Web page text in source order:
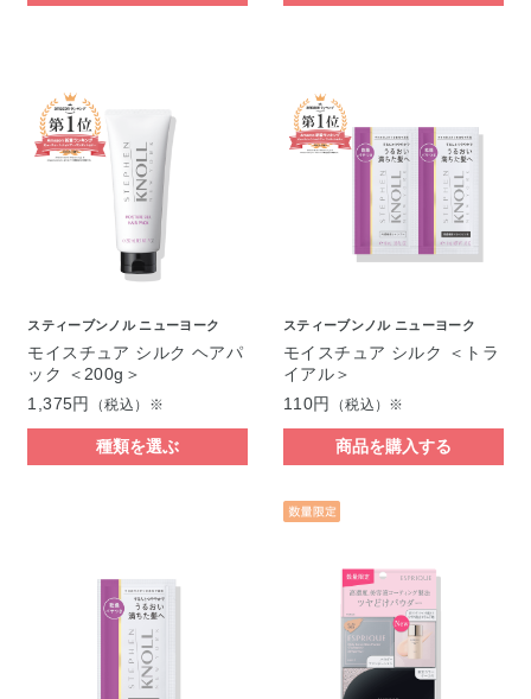
スティーブンノル ニューヨーク
モイスチュア シルク ヘアパ
ック ＜200g＞
1,375円
（税込）※
種類を選ぶ
スティーブンノル ニューヨーク
モイスチュア シルク ＜トラ
イアル＞
110円
（税込）※
商品を購入する